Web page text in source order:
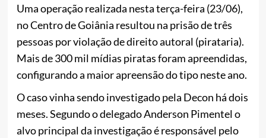
Uma operação realizada nesta terça-feira (23/06),
no Centro de Goiânia resultou na prisão de três
pessoas por violação de direito autoral (pirataria).
Mais de 300 mil mídias piratas foram apreendidas,
configurando a maior apreensão do tipo neste ano.
O caso vinha sendo investigado pela Decon há dois
meses. Segundo o delegado Anderson Pimentel o
alvo principal da investigação é responsável pelo